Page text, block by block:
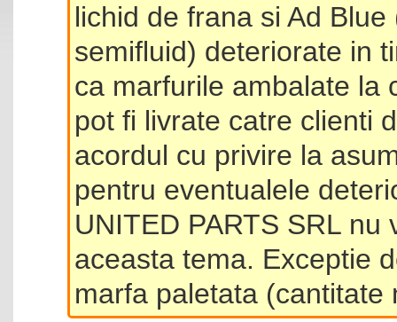
lichid de frana si Ad
semifluid) deteriorate in
ca marfurile ambalate la
pot fi livrate catre clienti
acordul cu privire la
pentru eventualele
UNITED PARTS SRL
aceasta tema. Exceptie
marfa paletata (cantitate